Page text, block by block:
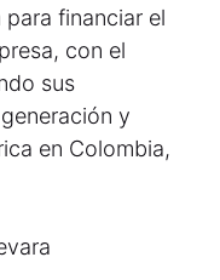
financiar el
con el
sus
y
en Colombia,